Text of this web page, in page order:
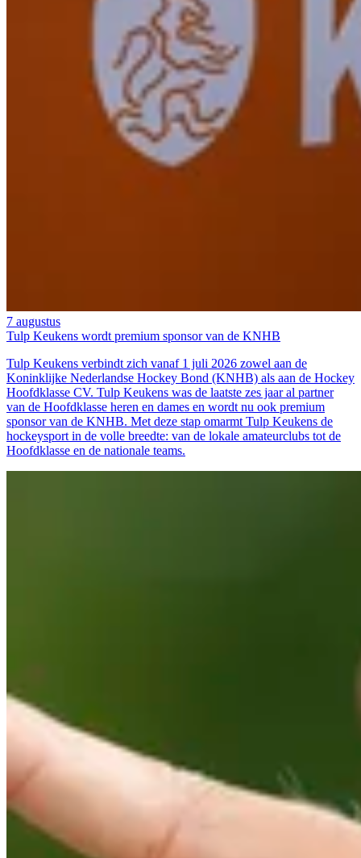
7 augustus
Tulp Keukens wordt premium sponsor van de KNHB
Tulp Keukens verbindt zich vanaf 1 juli 2026 zowel aan de
Koninklijke Nederlandse Hockey Bond (KNHB) als aan de Hockey
Hoofdklasse CV. Tulp Keukens was de laatste zes jaar al partner
van de Hoofdklasse heren en dames en wordt nu ook premium
sponsor van de KNHB. Met deze stap omarmt Tulp Keukens de
hockeysport in de volle breedte: van de lokale amateurclubs tot de
Hoofdklasse en de nationale teams.